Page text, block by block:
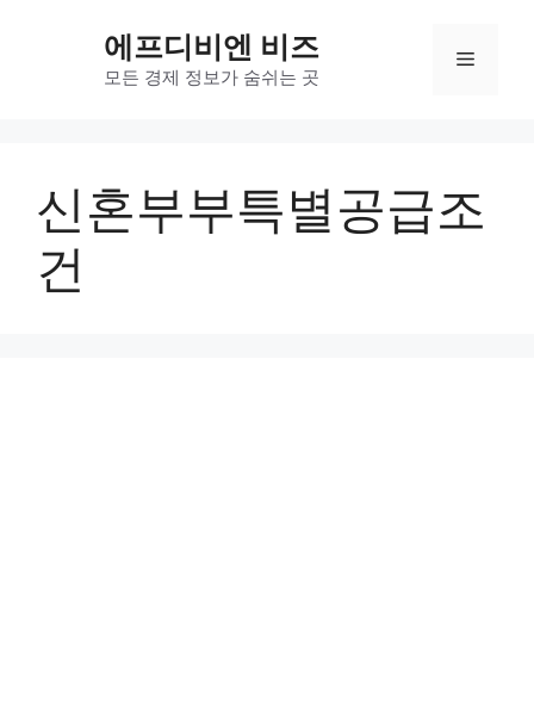
에프디비엔 비즈
모든 경제 정보가 숨쉬는 곳
메
신혼부부특별공급조
건